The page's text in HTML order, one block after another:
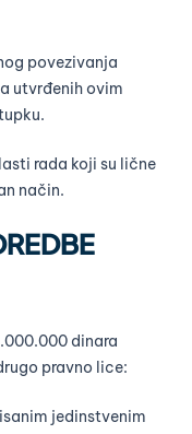
povezivanja
utvrđenih ovim
rada koji su lične
način.
dinara
pravno lice:
jedinstvenim